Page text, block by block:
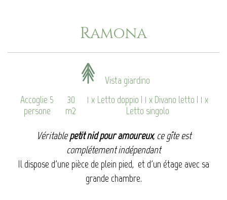
Ramona
Vista giardino
Accoglie 5
persone
30
m2
1 x Letto doppio | 1 x Divano letto | 1 x
Letto singolo
Véritablepetit nid pour amoureux, ce gîte est
complétement indépendant
Il dispose d'une pièce de plein pied, et d'un étage avec sa
grande chambre.